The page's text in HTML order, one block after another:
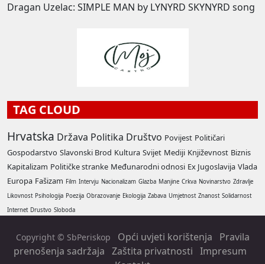
Dragan Uzelac: SIMPLE MAN by LYNYRD SKYNYRD song
TAG CLOUD
Hrvatska Država Politika Društvo Povijest Političari
Gospodarstvo Slavonski Brod Kultura Svijet Mediji Književnost Biznis
Kapitalizam Političke stranke Međunarodni odnosi Ex Jugoslavija Vlada
Europa Fašizam Film Intervju Nacionalizam Glazba Manjine Crkva Novinarstvo Zdravlje
Likovnost Psihologija Poezija Obrazovanje Ekologija Zabava Umjetnost Znanost Solidarnost
Internet Drustvo Sloboda
Copyright © SbPeriskop Opći uvjeti korištenja
Pravila
prenošenja sadržaja Zaštita privatnosti Impresum